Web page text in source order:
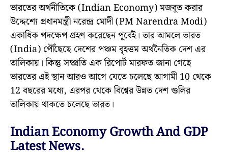
ভারতের অর্থনীতিকে (Indian Economy) মজবুত করার
উদ্দেশ্যে প্রধানমন্ত্রী নরেন্দ্র মোদী (PM Narendra Modi)
একাধিক পদক্ষেপ গ্রহণ করেছেন পূর্বেই। তার আমলে ভারত
(India) পৌঁছেছে দেশের পঞ্চম বৃহত্তম অর্থনৈতিক দেশ এর
তালিকায়। কিন্তু সম্প্রতি এক রিপোর্ট মারফত জানা গেছে
ভারতের এই স্থান আরও আগে যেতে চলেছে আগামী 10 থেকে
12 বছরের মধ্যে, এরপর থেকে বিশ্বের উন্নত দেশ গুলির
তালিকায় থাকতে চলেছে ভারত।
Indian Economy Growth And GDP
Latest News.